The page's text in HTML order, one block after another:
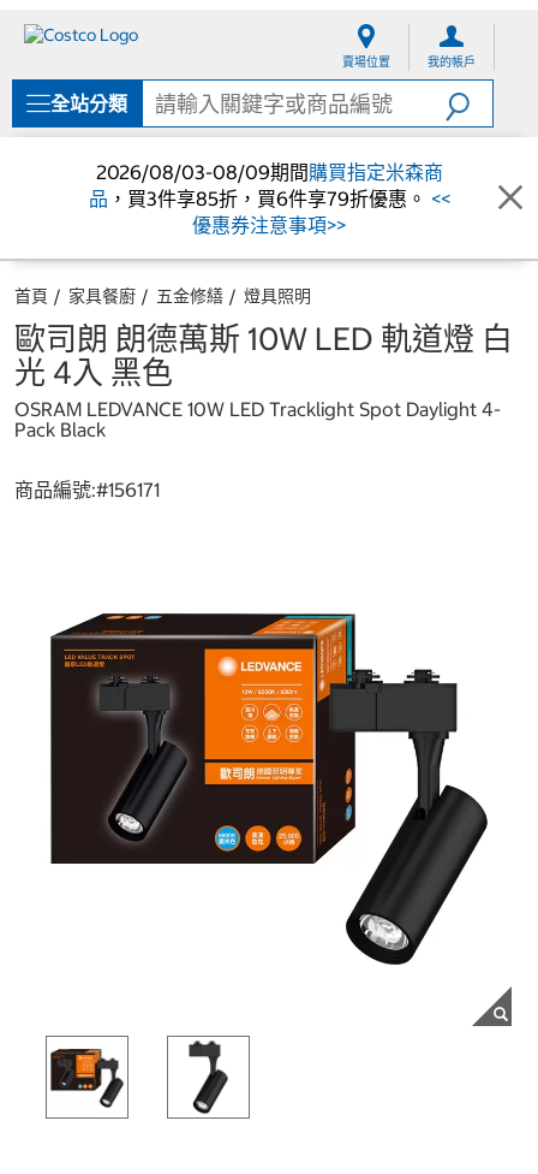
單
賣場位置 我的帳戶
全站分類
2026/08/03-08/09期間購買指定米森商
品 ，買3件享85折，買6件享79折優惠。 <<
優惠券注意事項>>
首頁 家具餐廚 五金修繕 燈具照明
歐司朗 朗德萬斯 10W LED 軌道燈 白
光 4入 黑色
OSRAM LEDVANCE 10W LED Tracklight Spot Daylight 4-
Pack Black
商品編號:#156171